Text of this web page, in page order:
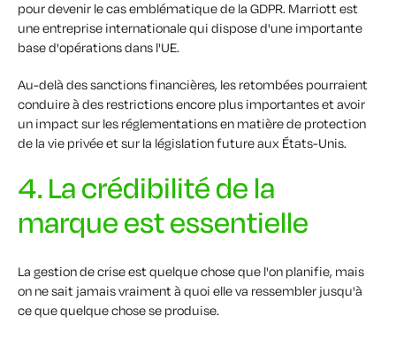
pour devenir le cas emblématique de la GDPR. Marriott est
une entreprise internationale qui dispose d'une importante
base d'opérations dans l'UE.
Au-delà des sanctions financières, les retombées pourraient
conduire à des restrictions encore plus importantes et avoir
un impact sur les réglementations en matière de protection
de la vie privée et sur la législation future aux États-Unis.
4. La crédibilité de la
marque est essentielle
La gestion de crise est quelque chose que l'on planifie, mais
on ne sait jamais vraiment à quoi elle va ressembler jusqu'à
ce que quelque chose se produise.